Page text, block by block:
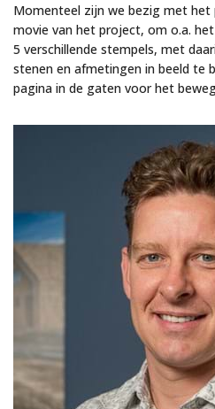
Momenteel zijn we bezig met het
movie van het project, om o.a.
5 verschillende stempels, met
stenen en afmetingen in beeld te
pagina in de gaten voor het